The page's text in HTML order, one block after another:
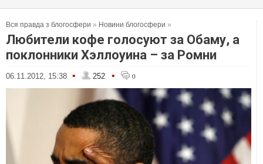
Вся правда з блогосфери » Новини блогосфери »
Любители кофе голосуют за Обаму, а
поклонники Хэллоуина – за Ромни
06.11.2012, 15:38 • 252 • 0